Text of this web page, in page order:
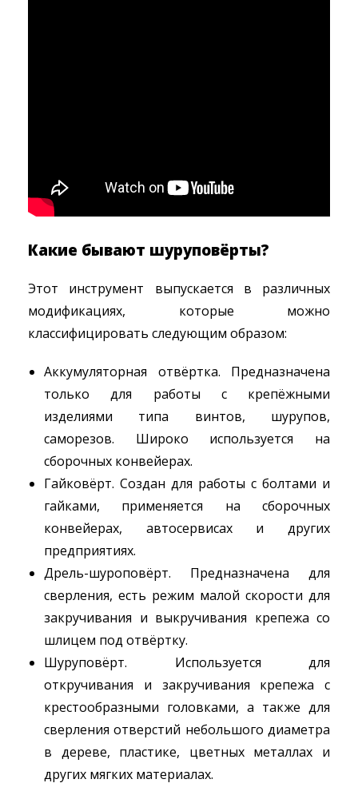
Какие бывают шуруповёрты?
Этот инструмент выпускается в различных
модификациях, которые можно
классифицировать следующим образом:
Аккумуляторная отвёртка. Предназначена
только для работы с крепёжными
изделиями типа винтов, шурупов,
саморезов. Широко используется на
сборочных конвейерах.
Гайковёрт. Создан для работы с болтами и
гайками, применяется на сборочных
конвейерах, автосервисах и других
предприятиях.
Дрель-шуроповёрт. Предназначена для
сверления, есть режим малой скорости для
закручивания и выкручивания крепежа со
шлицем под отвёртку.
Шуруповёрт. Используется для
откручивания и закручивания крепежа с
крестообразными головками, а также для
сверления отверстий небольшого диаметра
в дереве, пластике, цветных металлах и
других мягких материалах.